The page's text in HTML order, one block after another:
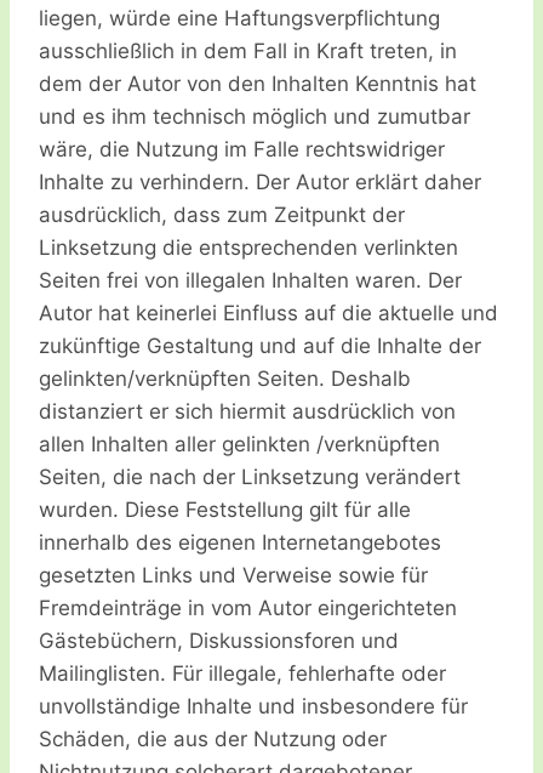
liegen, würde eine Haftungsverpflichtung
ausschließlich in dem Fall in Kraft treten, in
dem der Autor von den Inhalten Kenntnis hat
und es ihm technisch möglich und zumutbar
wäre, die Nutzung im Falle rechtswidriger
Inhalte zu verhindern. Der Autor erklärt daher
ausdrücklich, dass zum Zeitpunkt der
Linksetzung die entsprechenden verlinkten
Seiten frei von illegalen Inhalten waren. Der
Autor hat keinerlei Einfluss auf die aktuelle und
zukünftige Gestaltung und auf die Inhalte der
gelinkten/verknüpften Seiten. Deshalb
distanziert er sich hiermit ausdrücklich von
allen Inhalten aller gelinkten /verknüpften
Seiten, die nach der Linksetzung verändert
wurden. Diese Feststellung gilt für alle
innerhalb des eigenen Internetangebotes
gesetzten Links und Verweise sowie für
Fremdeinträge in vom Autor eingerichteten
Gästebüchern, Diskussionsforen und
Mailinglisten. Für illegale, fehlerhafte oder
unvollständige Inhalte und insbesondere für
Schäden, die aus der Nutzung oder